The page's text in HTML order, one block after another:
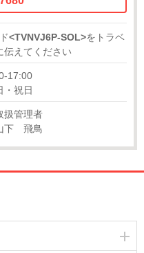
<TVNVJ6P-SOL>をトラベ
伝えてください
17:00
・祝日
扱管理者
下 飛鳥